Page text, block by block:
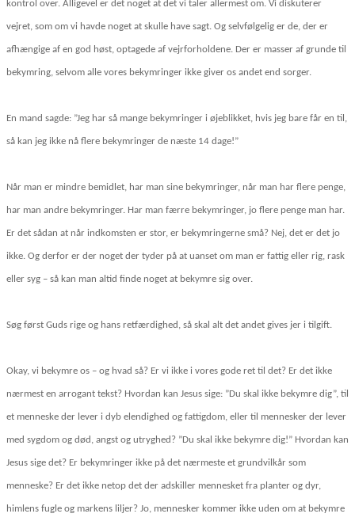
kontrol over. Alligevel er det noget at det vi taler allermest om. Vi diskuterer
vejret, som om vi havde noget at skulle have sagt. Og selvfølgelig er de, der er
afhængige af en god høst, optagede af vejrforholdene. Der er masser af grunde til
bekymring, selvom alle vores bekymringer ikke giver os andet end sorger.
En mand sagde: ”Jeg har så mange bekymringer i øjeblikket, hvis jeg bare får en til,
så kan jeg ikke nå flere bekymringer de næste 14 dage!”
Når man er mindre bemidlet, har man sine bekymringer, når man har flere penge,
har man andre bekymringer. Har man færre bekymringer, jo flere penge man har.
Er det sådan at når indkomsten er stor, er bekymringerne små? Nej, det er det jo
ikke. Og derfor er der noget der tyder på at uanset om man er fattig eller rig, rask
eller syg – så kan man altid finde noget at bekymre sig over.
Søg først Guds rige og hans retfærdighed, så skal alt det andet gives jer i tilgift.
Okay, vi bekymre os – og hvad så? Er vi ikke i vores gode ret til det? Er det ikke
nærmest en arrogant tekst? Hvordan kan Jesus sige: ”Du skal ikke bekymre dig”, til
et menneske der lever i dyb elendighed og fattigdom, eller til mennesker der lever
med sygdom og død, angst og utryghed? ”Du skal ikke bekymre dig!” Hvordan kan
Jesus sige det? Er bekymringer ikke på det nærmeste et grundvilkår som
menneske? Er det ikke netop det der adskiller mennesket fra planter og dyr,
himlens fugle og markens liljer? Jo, mennesker kommer ikke uden om at bekymre